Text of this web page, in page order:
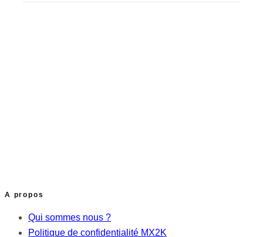
A propos
Qui sommes nous ?
Politique de confidentialité MX2K